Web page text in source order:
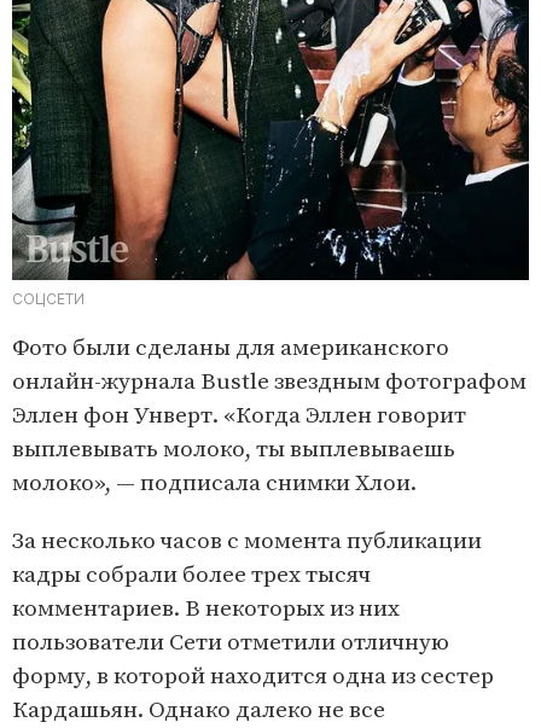
СОЦСЕТИ
Фото были сделаны для американского
онлайн-журнала Bustle звездным фотографом
Эллен фон Унверт. «Когда Эллен говорит
выплевывать молоко, ты выплевываешь
молоко», — подписала снимки Хлои.
За несколько часов с момента публикации
кадры собрали более трех тысяч
комментариев. В некоторых из них
пользователи Сети отметили отличную
форму, в которой находится одна из сестер
Кардашьян. Однако далеко не все